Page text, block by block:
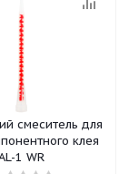
смеситель для
клея
1 WR